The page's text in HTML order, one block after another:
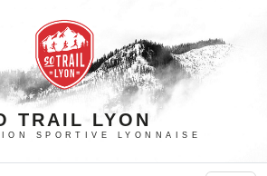
TRAIL LYON
SPORTIVE LYONNAISE